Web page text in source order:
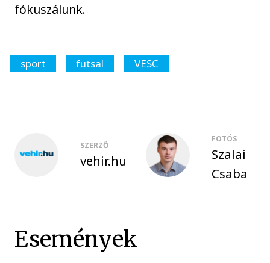
fókuszálunk.
sport futsal VESC
SZERZŐ
vehir.hu
FOTÓS
Szalai
Csaba
Események